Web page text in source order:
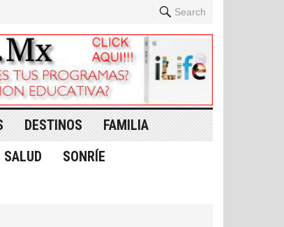
Search
DESTINOS
FAMILIA
SALUD
SONRÍE